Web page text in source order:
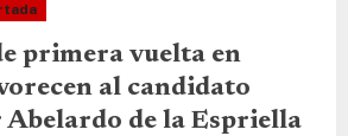
primera vuelta en
al candidato
Abelardo de la Espriella